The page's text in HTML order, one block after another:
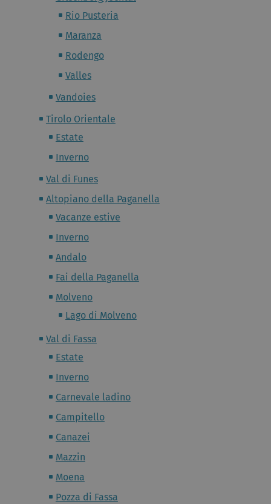
Rio Pusteria
Maranza
Rodengo
Valles
Vandoies
Tirolo Orientale
Estate
Inverno
Val di Funes
Altopiano della Paganella
Vacanze estive
Inverno
Andalo
Fai della Paganella
Molveno
Lago di Molveno
Val di Fassa
Estate
Inverno
Carnevale ladino
Campitello
Canazei
Mazzin
Moena
Pozza di Fassa